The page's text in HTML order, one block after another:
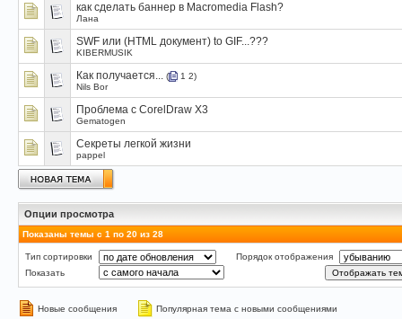
как сделать баннер в Macromedia Flash?
Лана
SWF или (HTML документ) to GIF...???
KIBERMUSIK
Как получается... ( 1 2)
Nils Bor
Проблема с CorelDraw X3
Gematogen
Секреты легкой жизни
pappel
Опции просмотра
Показаны темы с 1 по 20 из 28
Тип сортировки
Порядок отображения
Показать
Новые сообщения Популярная тема с новыми сообщениями